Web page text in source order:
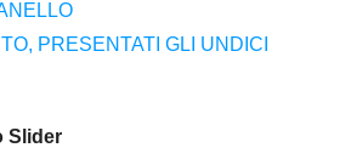
PRESENTATI GLI UNDICI
Slider